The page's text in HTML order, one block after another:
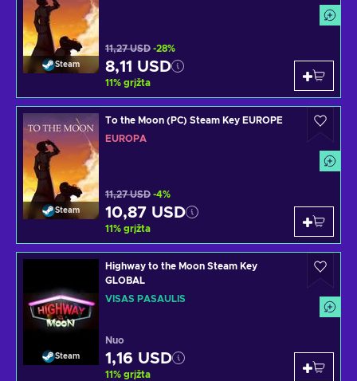
Steam
11,27 USD -28%
8,11 USD
11% grįžta
Steam
To the Moon (PC) Steam Key EUROPE
EUROPA
11,27 USD -4%
10,87 USD
11% grįžta
Steam
Highway to the Moon Steam Key
GLOBAL
VISAS PASAULIS
Nuo
1,16 USD
11% grįžta